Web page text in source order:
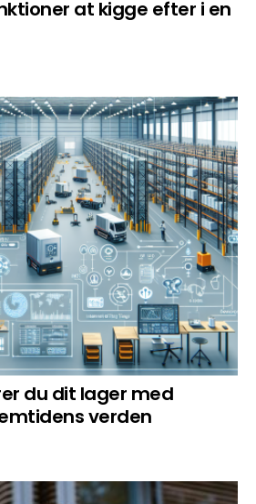
at kigge efter i en
du dit lager med
verden